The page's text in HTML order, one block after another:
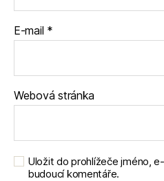
E-mail *
Webová stránka
Uložit do prohlížeče jméno,
budoucí komentáře.